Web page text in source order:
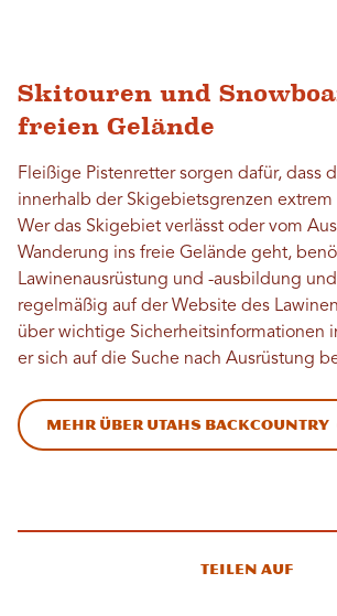
Skitouren und
freien Gelände
Fleißige Pistenretter sorgen dafür, dass
innerhalb der Skigebietsgrenzen extrem
Wer das Skigebiet verlässt oder vom
Wanderung ins freie Gelände geht,
Lawinenausrüstung und -ausbildung
regelmäßig auf der Website des
über wichtige Sicherheitsinformationen
er sich auf die Suche nach Ausrüstung
Mehr über Utahs Backcountry
Teilen auf